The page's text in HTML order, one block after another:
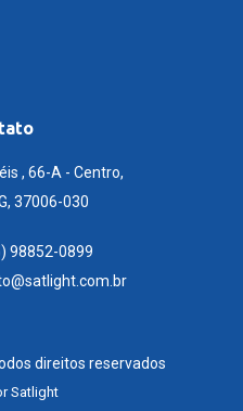
, 66-A - Centro,
37006-030
98852-0899
direitos reservados
Satlight